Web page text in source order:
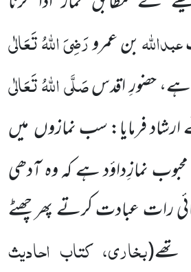
عبداللّٰہبن عمرورَضِیَ اللّٰہُ تَعَالٰی
حضورِ اقدسصَلَّی اللّٰہُ تَعَالٰی
فرمایا: سبنمازوںمیں
محبوبنمازِ داؤد ہے کہ وہ آدھی
رات عبادت کرتے پھر چھٹے
(بخاری، کتاب احادیث